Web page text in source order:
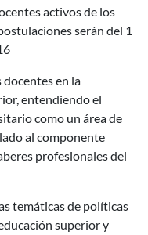
activos de los
serán del 1
en la
entendiendo el
como un área de
al componente
profesionales del
temáticas de políticas
superior y